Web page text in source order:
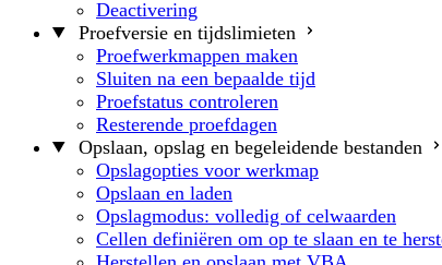
Deactivering
Proefversie en tijdslimieten
Proefwerkmappen maken
Sluiten na een bepaalde tijd
Proefstatus controleren
Resterende proefdagen
Opslaan, opslag en begeleidende bestanden
Opslagopties voor werkmap
Opslaan en laden
Opslagmodus: volledig of celwaarden
Cellen definiëren om op te slaan en te